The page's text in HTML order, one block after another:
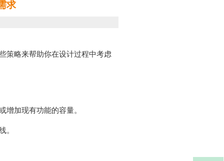
求
策略来帮助你在设计过程中考虑
增加现有功能的容量。
。